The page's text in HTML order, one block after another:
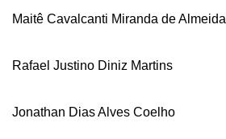
Maitê Cavalcanti Miranda de Almeida
Rafael Justino Diniz Martins
Jonathan Dias Alves Coelho